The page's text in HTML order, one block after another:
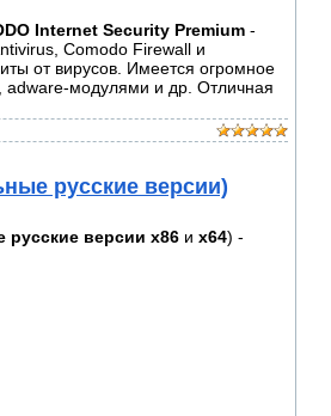
Internet Security Premium -
Comodo Firewall и
от вирусов. Имеется огромное
adware-модулями и др. Отличная
русские версии)
версии x86 и x64) -